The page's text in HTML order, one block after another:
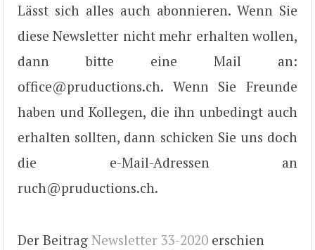
Lässt sich alles auch abonnieren. Wenn Sie
diese Newsletter nicht mehr erhalten wollen,
dann bitte eine Mail an:
office@pruductions.ch. Wenn Sie Freunde
haben und Kollegen, die ihn unbedingt auch
erhalten sollten, dann schicken Sie uns doch
die e-Mail-Adressen an
ruch@pruductions.ch.
Der Beitrag Newsletter 33-2020 erschien